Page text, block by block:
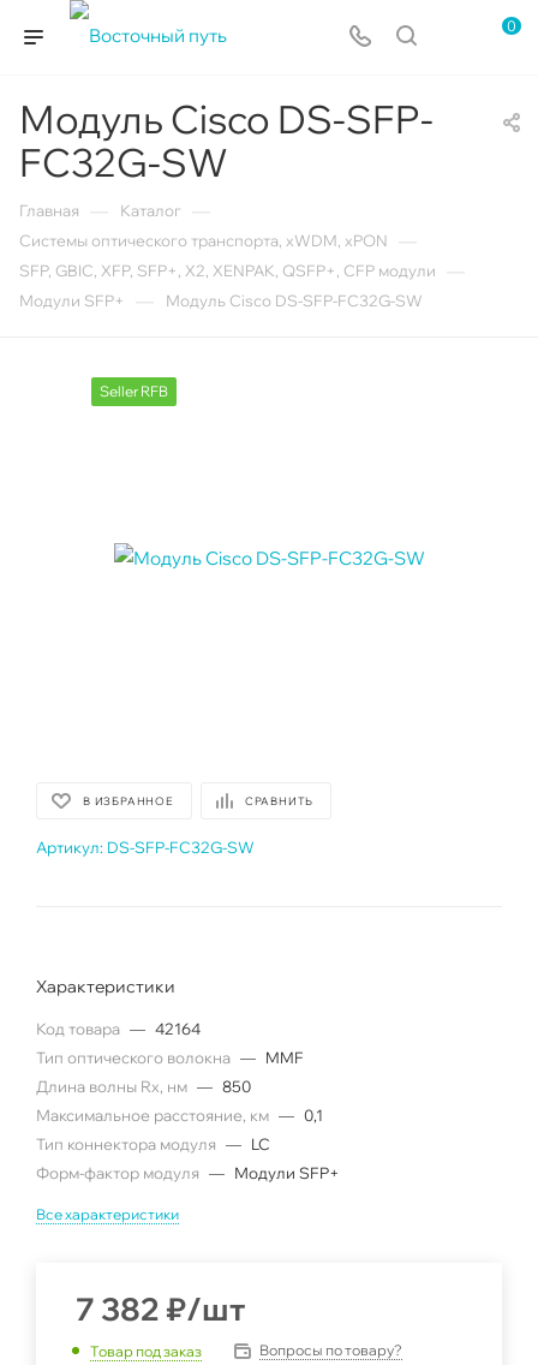
0
Модуль Cisco DS-SFP-
FC32G-SW
Главная Каталог
Системы оптического транспорта, xWDM, xPON
SFP, GBIC, XFP, SFP+, X2, XENPAK, QSFP+, CFP модули
Модули SFP+ Модуль Cisco DS-SFP-FC32G-SW
Seller RFB
В ИЗБРАННОЕ СРАВНИТЬ
Артикул: DS-SFP-FC32G-SW
Характеристики
Код товара — 42164
Тип оптического волокна — MMF
Длина волны Rx, нм — 850
Максимальное расстояние, км — 0,1
Тип коннектора модуля — LC
Форм-фактор модуля — Модули SFP+
Все характеристики
7 382 ₽/шт
Товар под заказ Вопросы по товару?